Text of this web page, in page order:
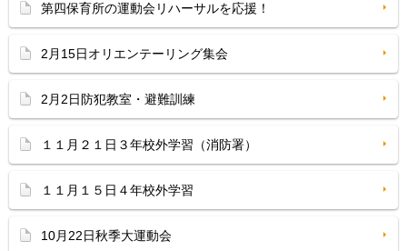
第四保育所の運動会リハーサルを応援！
2月15日オリエンテーリング集会
2月2日防犯教室・避難訓練
１１月２１日３年校外学習（消防署）
１１月１５日４年校外学習
10月22日秋季大運動会